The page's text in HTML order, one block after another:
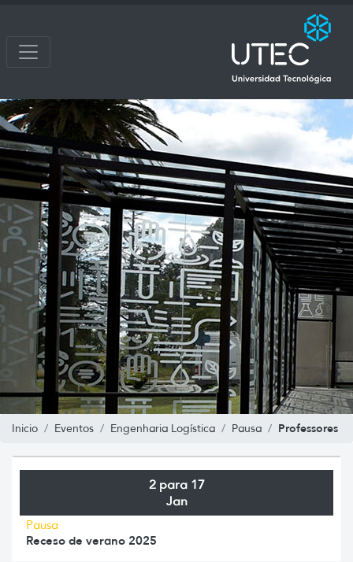
Inicio Eventos Engenharia Logística Pausa Professores
2 para 17
Jan
Pausa
Receso de verano 2025